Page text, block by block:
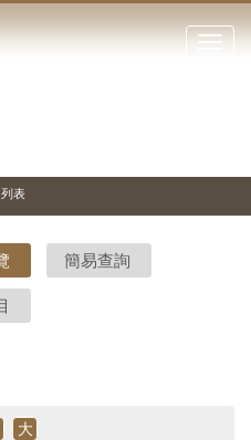
點
閉
站
停、
圖
圖
結
表
簡易查詢
大